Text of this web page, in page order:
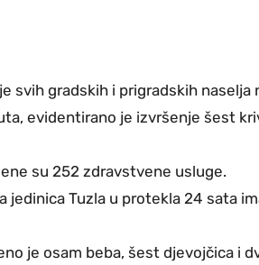
svih gradskih i prigradskih naselja
evidentirano je izvršenje šest
su 252 zdravstvene usluge.
jedinica Tuzla u protekla 24 sata
je osam beba, šest djevojčica i